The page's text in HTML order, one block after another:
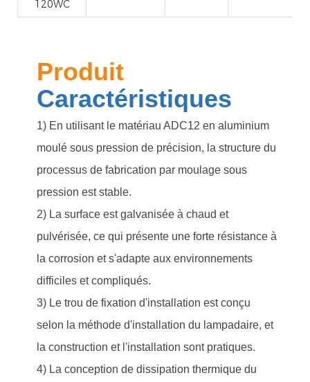
120WC
Produit
Caractéristiques
1) En utilisant le matériau ADC12 en aluminium
moulé sous pression de précision, la structure du
processus de fabrication par moulage sous
pression est stable.
2) La surface est galvanisée à chaud et
pulvérisée, ce qui présente une forte résistance à
la corrosion et s'adapte aux environnements
difficiles et compliqués.
3) Le trou de fixation d'installation est conçu
selon la méthode d'installation du lampadaire, et
la construction et l'installation sont pratiques.
4) La conception de dissipation thermique du